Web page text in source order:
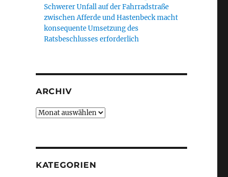
Schwerer Unfall auf der Fahrradstraße
zwischen Afferde und Hastenbeck macht
konsequente Umsetzung des
Ratsbeschlusses erforderlich
ARCHIV
Archiv
KATEGORIEN